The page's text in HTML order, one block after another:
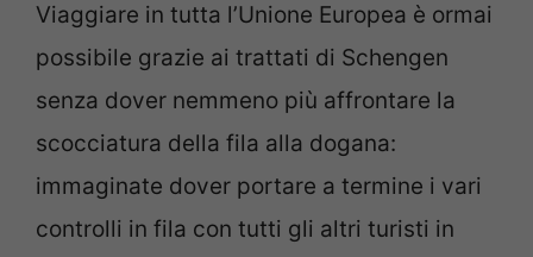
Viaggiare in tutta l’Unione Europea è ormai
possibile grazie ai trattati di Schengen
senza dover nemmeno più affrontare la
scocciatura della fila alla dogana:
immaginate dover portare a termine i vari
controlli in fila con tutti gli altri turisti in